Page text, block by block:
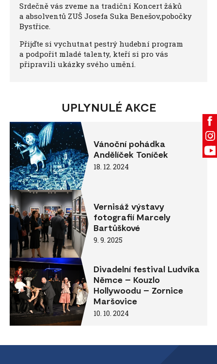
Srdečně vás zveme na tradiční Koncert žáků
a absolventů ZUŠ Josefa Suka Benešov,pobočky
Bystřice.
Přijďte si vychutnat pestrý hudební program
a podpořit mladé talenty, kteří si pro vás
připravili ukázky svého umění.
UPLYNULÉ AKCE
Vánoční pohádka
Andělíček Toníček
18. 12. 2024
Vernisáž výstavy
fotografií Marcely
Bartůškové
9. 9. 2025
Divadelní festival Ludvíka
Němce – Kouzlo
Hollywoodu – Zornice
Maršovice
10. 10. 2024